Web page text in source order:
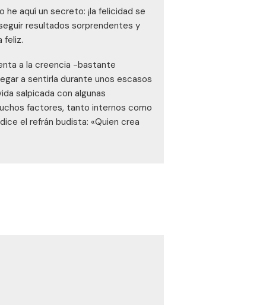
aquí un secreto: ¡la felicidad se
resultados sorprendentes y
feliz.
a la creencia -bastante
a sentirla durante unos escasos
salpicada con algunas
factores, tanto internos como
el refrán budista: «Quien crea